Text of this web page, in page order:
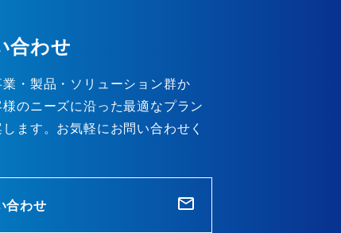
合わせ
・製品・ソリューション群か
様のニーズに沿った最適なプラン
ます。お気軽にお問い合わせく
合わせ